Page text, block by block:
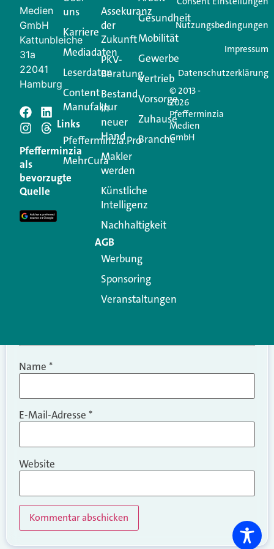
Login.
Jetzt anmelden
Schreiben Sie einen
Kommentar
Ihre E-Mail-Adresse wird nicht veröffentlicht.
Erforderliche Felder sind mit
Kommentar
Name *
E-Mail-Adresse *
Website
Medien
GmbH
Kattunbleiche
31a
22041
Hamburg
Pfefferminzia
als
bevorzugte
Quelle
uns
Karriere
Mediadaten
Leserdaten
Content
Manufaktur
Links
Pfefferminzia.Pro
MehrCura
Assekuranz
der
Zukunft
PKV-
Beratung
Bestand
in
neuer
Hand
Makler
werden
Künstliche
Intelligenz
Nachhaltigkeit
AGB
Werbung
Sponsoring
Veranstaltungen
Gesundheit
Mobilität
Gewerbe
Vertrieb
Vorsorge
Zuhause
Branche
© 2013 -
2026
Pfefferminzia
Medien
GmbH
Nutzungsbedingungen
Impressum
Datenschutzerklärung